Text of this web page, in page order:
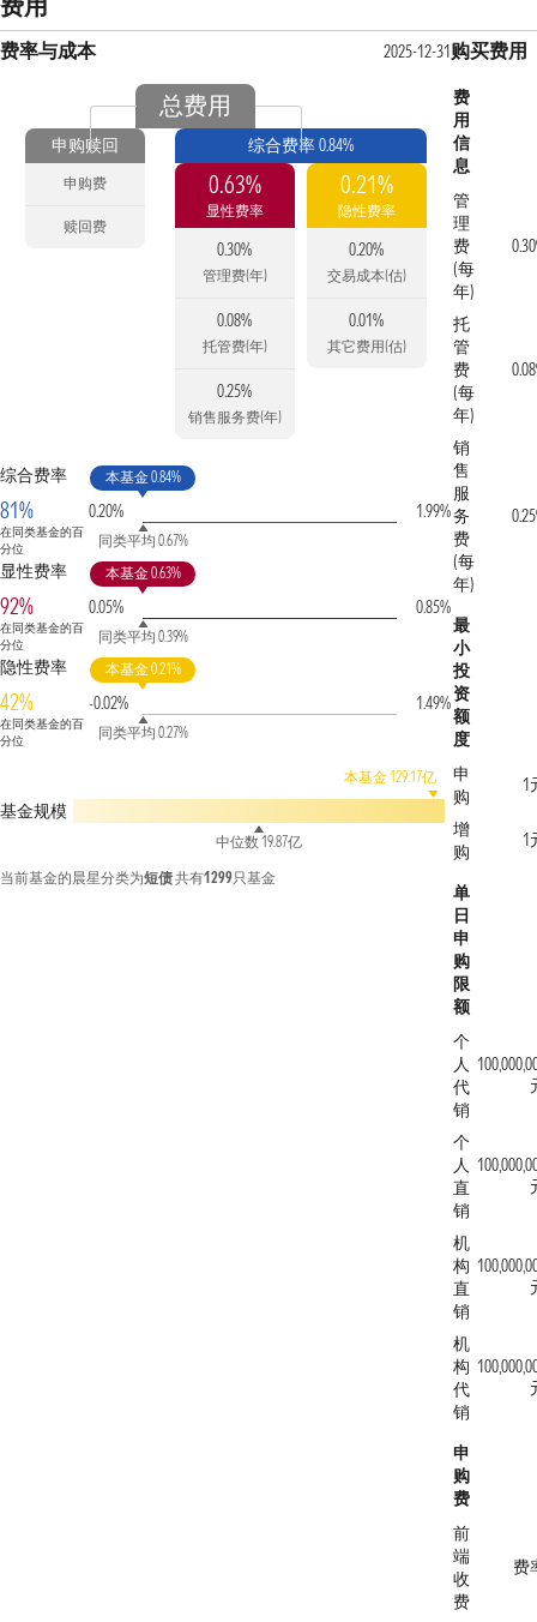
费率与成本 2025-12-31
总费用
申购赎回
申购费
赎回费
综合费率 0.84%
0.63%
显性费率
0.30%
管理费(年)
0.08%
托管费(年)
0.25%
销售服务费(年)
0.21%
隐性费率
0.20%
交易成本(估)
0.01%
其它费用(估)
综合费率
81%
在同类基金的百
分位
0.20%
本基金 0.84%
同类平均 0.67%
1.99%
显性费率
92%
在同类基金的百
分位
0.05%
本基金 0.63%
同类平均 0.39%
0.85%
隐性费率
42%
在同类基金的百
分位
-0.02%
本基金 0.21%
同类平均 0.27%
1.49%
基金规模
本基金 129.17亿
中位数 19.87亿
当前基金的晨星分类为短债共有1299只基金
购买费用
费
用
信
息
管
理
费
(每
年)
托
管
费
(每
年)
销
售
服
务
费
(每
年)
最
小
投
资
额
度
申
购
1
增
购
1
单
日
申
购
限
额
个
人
代
销
个
人
直
销
机
构
直
销
机
构
代
销
申
购
费
前
端
收
费
费